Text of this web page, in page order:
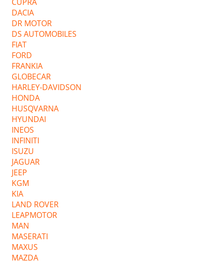
DACIA
DR MOTOR
DS AUTOMOBILES
FIAT
FORD
FRANKIA
GLOBECAR
HARLEY-DAVIDSON
HONDA
HUSQVARNA
HYUNDAI
INEOS
INFINITI
ISUZU
JAGUAR
JEEP
KGM
KIA
LAND ROVER
LEAPMOTOR
MAN
MASERATI
MAXUS
MAZDA